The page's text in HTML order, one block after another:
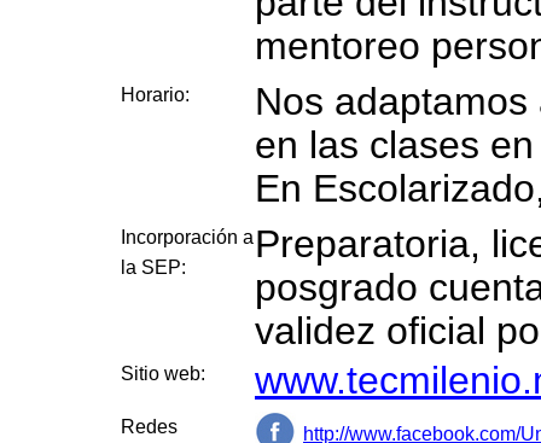
mentoreo
Horario:
Nos
en las clases
En
Incorporación a
la SEP:
Preparatoria,
posgrado
validez oficial
Sitio web:
Redes
http://www.facebook.com/